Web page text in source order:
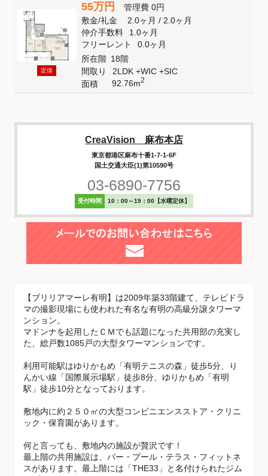
定借
55万円 管理費 0円
敷金/礼金 2.0ヶ月/ 2.0ヶ月
仲介手数料
1.0ヶ月
フリーレント
0.0ヶ月
所在階 18階
間取り
2LDK +WIC +SIC
面積
92.76m2
CreaVision 麻布本店
東京都港区麻布十番1-7-1-6F
国土交通大臣(1)第10590号
03-6890-7756
受付時間 10：00～19：00【水曜定休】
【ブリリアマーレ有明】は2009年築33階建て、テレビドラ
マの撮影現場にも使われた有名な有明の高級分譲タワーマ
ンション。
マドンナを起用したＣＭでも話題になった共用部の充実し
た、総戸数1085戸の大型タワーマンションです。
利用可能駅はゆりかもめ「有明テニスの森」徒歩5分、り
んかい線「国際展示場駅」徒歩8分、ゆりかもめ「有明
駅」徒歩10分となっております。
敷地内に約２５０㎡の大型コンビニエンスストア・クリニ
ック・保育園があります。
何と言っても、敷地内の施設が贅沢です！
最上階の共用施設は、バー・プール・テラス・フィットネ
スがあります。最上階には「THE33」と名付けられたジム